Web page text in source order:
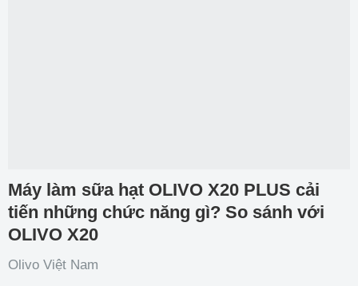
Máy làm sữa hạt OLIVO X20 PLUS cải
tiến những chức năng gì? So sánh với
OLIVO X20
Olivo Việt Nam